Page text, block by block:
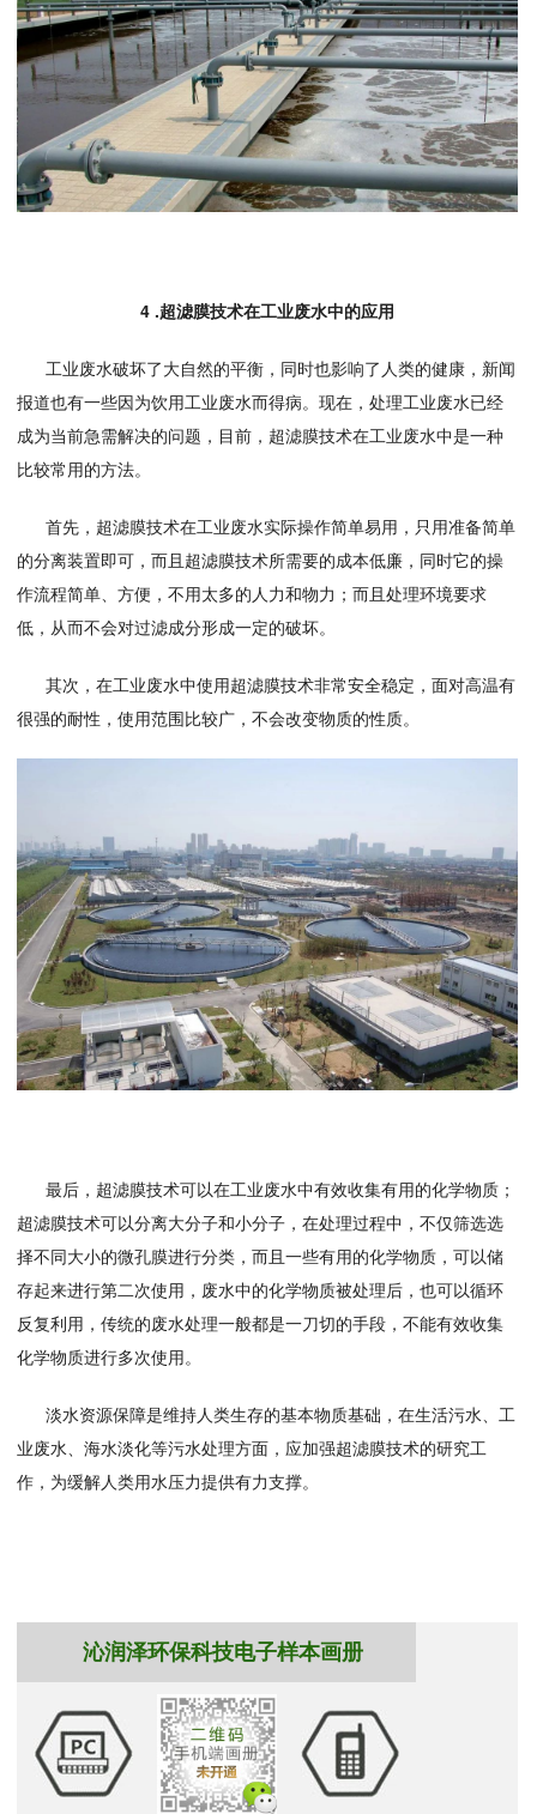
4 .超滤膜技术在工业废水中的应用
工业废水破坏了大自然的平衡，同时也影响了人类的健康，新闻
报道也有一些因为饮用工业废水而得病。现在，处理工业废水已经
成为当前急需解决的问题，目前，超滤膜技术在工业废水中是一种
比较常用的方法。
首先，超滤膜技术在工业废水实际操作简单易用，只用准备简单
的分离装置即可，而且超滤膜技术所需要的成本低廉，同时它的操
作流程简单、方便，不用太多的人力和物力；而且处理环境要求
低，从而不会对过滤成分形成一定的破坏。
其次，在工业废水中使用超滤膜技术非常安全稳定，面对高温有
很强的耐性，使用范围比较广，不会改变物质的性质。
最后，超滤膜技术可以在工业废水中有效收集有用的化学物质；
超滤膜技术可以分离大分子和小分子，在处理过程中，不仅筛选选
择不同大小的微孔膜进行分类，而且一些有用的化学物质，可以储
存起来进行第二次使用，废水中的化学物质被处理后，也可以循环
反复利用，传统的废水处理一般都是一刀切的手段，不能有效收集
化学物质进行多次使用。
淡水资源保障是维持人类生存的基本物质基础，在生活污水、工
业废水、海水淡化等污水处理方面，应加强超滤膜技术的研究工
作，为缓解人类用水压力提供有力支撑。
沁润泽环保科技电子样本画册